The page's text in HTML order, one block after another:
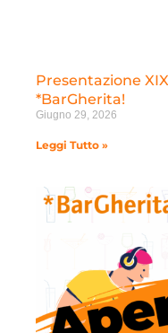
Presentazione
*BarGherita!
Giugno 29, 2026
Leggi Tutto »